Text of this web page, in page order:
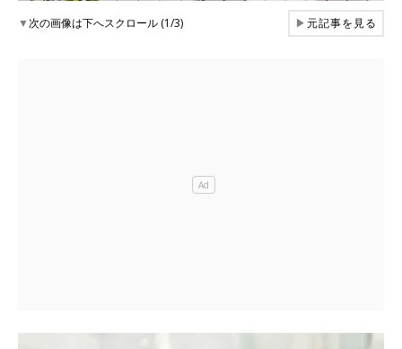
▼次の画像は下へスクロール (1/3) ▶元記事を見る